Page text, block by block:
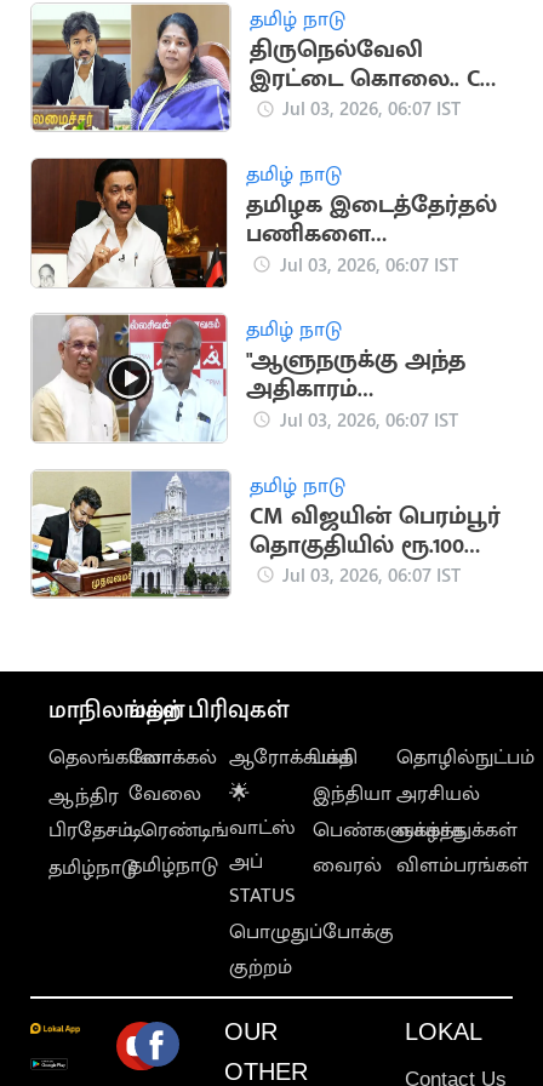
மானது".. RS பாரதி
தமிழ் நாடு
திருநெல்வேலி
இரட்டை கொலை.. CM
விஜய் மீது கனிமொழி
Jul 03, 2026, 06:07 IST
தமிழ் நாடு
தமிழக இடைத்தேர்தல்
பணிகளை
தொடங்கிய திமுக
Jul 03, 2026, 06:07 IST
தமிழ் நாடு
"ஆளுநருக்கு அந்த
அதிகாரம்
கிடையாது”.. CPIM
கண்டனம்
Jul 03, 2026, 06:07 IST
தமிழ் நாடு
CM விஜயின் பெரம்பூர்
தொகுதியில் ரூ.100
கோடியில் திட்டங்கள்
Jul 03, 2026, 06:07 IST
மாநிலங்கள்
தெலங்கானா
ஆந்திர
பிரதேசம்
தமிழ்நாடு
மற்ற பிரிவுகள்
லோக்கல்
வேலை
டிரெண்டிங்
தமிழ்நாடு
ஆரோக்கியம்
🌟
வாட்ஸ்
அப்
STATUS
பொழுதுப்போக்கு
குற்றம்
பக்தி
இந்தியா
பெண்களுக்காக
வைரல்
தொழில்நுட்பம்
அரசியல்
வாழ்த்துக்கள்
விளம்பரங்கள்
OUR
OTHER
LOKAL
Contact Us